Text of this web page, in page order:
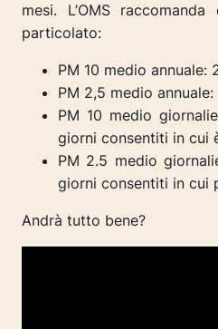
mesi. L’OMS
particolato:
PM 10 medio annuale:
PM 2,5 medio
PM 10 medio
giorni consentiti in cui
PM 2.5 medio
giorni consentiti in cui
Andrà tutto bene?